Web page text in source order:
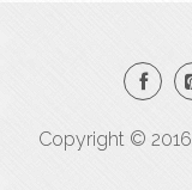
Copyright © 2016